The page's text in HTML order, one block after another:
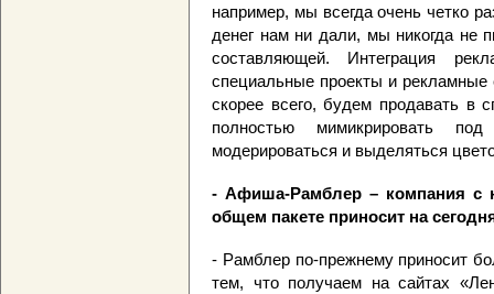
например, мы всегда очень четко
денег нам ни дали, мы никогда не
составляющей. Интеграция
специальные проекты и
скорее всего, будем продавать в
полностью мимикрировать
модерироваться и выделяться
- Афиша-Рамблер – компания с
общем пакете приносит на
- Рамблер по-прежнему приносит
тем, что получаем на сайтах